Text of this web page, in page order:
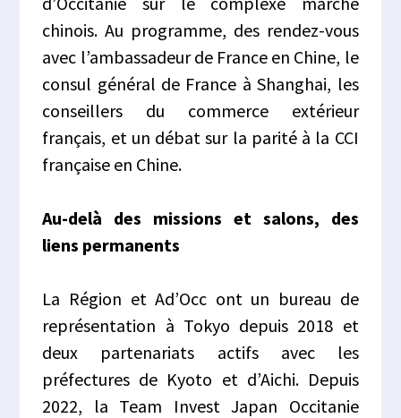
chinois. Au programme, des rendez-vous
avec l’ambassadeur de France en Chine, le
consul général de France à Shanghai, les
conseillers du commerce extérieur
français, et un débat sur la parité à la CCI
française en Chine.
Au-delà des missions et salons, des
liens permanents
La Région et Ad’Occ ont un bureau de
représentation à Tokyo depuis 2018 et
deux partenariats actifs avec les
préfectures de Kyoto et d’Aichi. Depuis
2022, la Team Invest Japan Occitanie